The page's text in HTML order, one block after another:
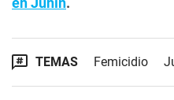
TEMAS Femicidio